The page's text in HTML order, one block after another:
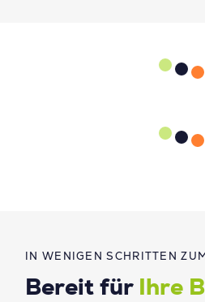
IN WENIGEN SCHRITTEN
Bereit für
Ihre